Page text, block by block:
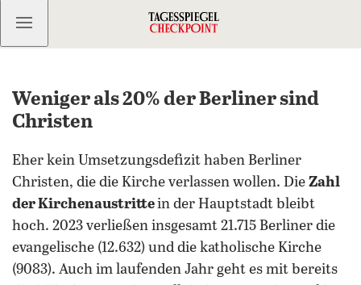
Kostenlos anmelden
Weniger als 20% der Berliner sind
Christen
Eher kein Umsetzungsdefizit haben Berliner
Christen, die die Kirche verlassen wollen. Die Zahl
der Kirchenaustrittein der Hauptstadt bleibt
hoch. 2023 verließen insgesamt 21.715 Berliner die
evangelische (12.632) und die katholische Kirche
(9083). Auch im laufenden Jahr geht es mit bereits